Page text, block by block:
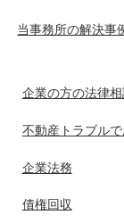
当事務所の解決事
企業の方の法律相
不動産トラブル
企業法務
債権回収